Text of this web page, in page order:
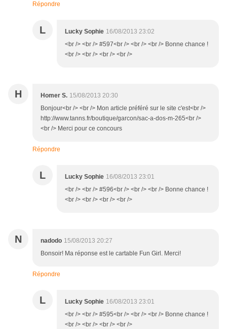
Répondre
L Lucky Sophie 16/08/2013 23:02
<br /> <br /> #597<br /> <br /> <br /> Bonne chance !
<br /> <br /> <br /> <br />
H Homer S. 15/08/2013 20:30
Bonjour<br /> <br /> Mon article préféré sur le site c'est<br />
http://www.tanns.fr/boutique/garcon/sac-a-dos-m-265<br />
<br /> Merci pour ce concours
Répondre
L Lucky Sophie 16/08/2013 23:01
<br /> <br /> #596<br /> <br /> <br /> Bonne chance !
<br /> <br /> <br /> <br />
N nadodo 15/08/2013 20:27
Bonsoir! Ma réponse est le cartable Fun Girl. Merci!
Répondre
L Lucky Sophie 16/08/2013 23:01
<br /> <br /> #595<br /> <br /> <br /> Bonne chance !
<br /> <br /> <br /> <br />